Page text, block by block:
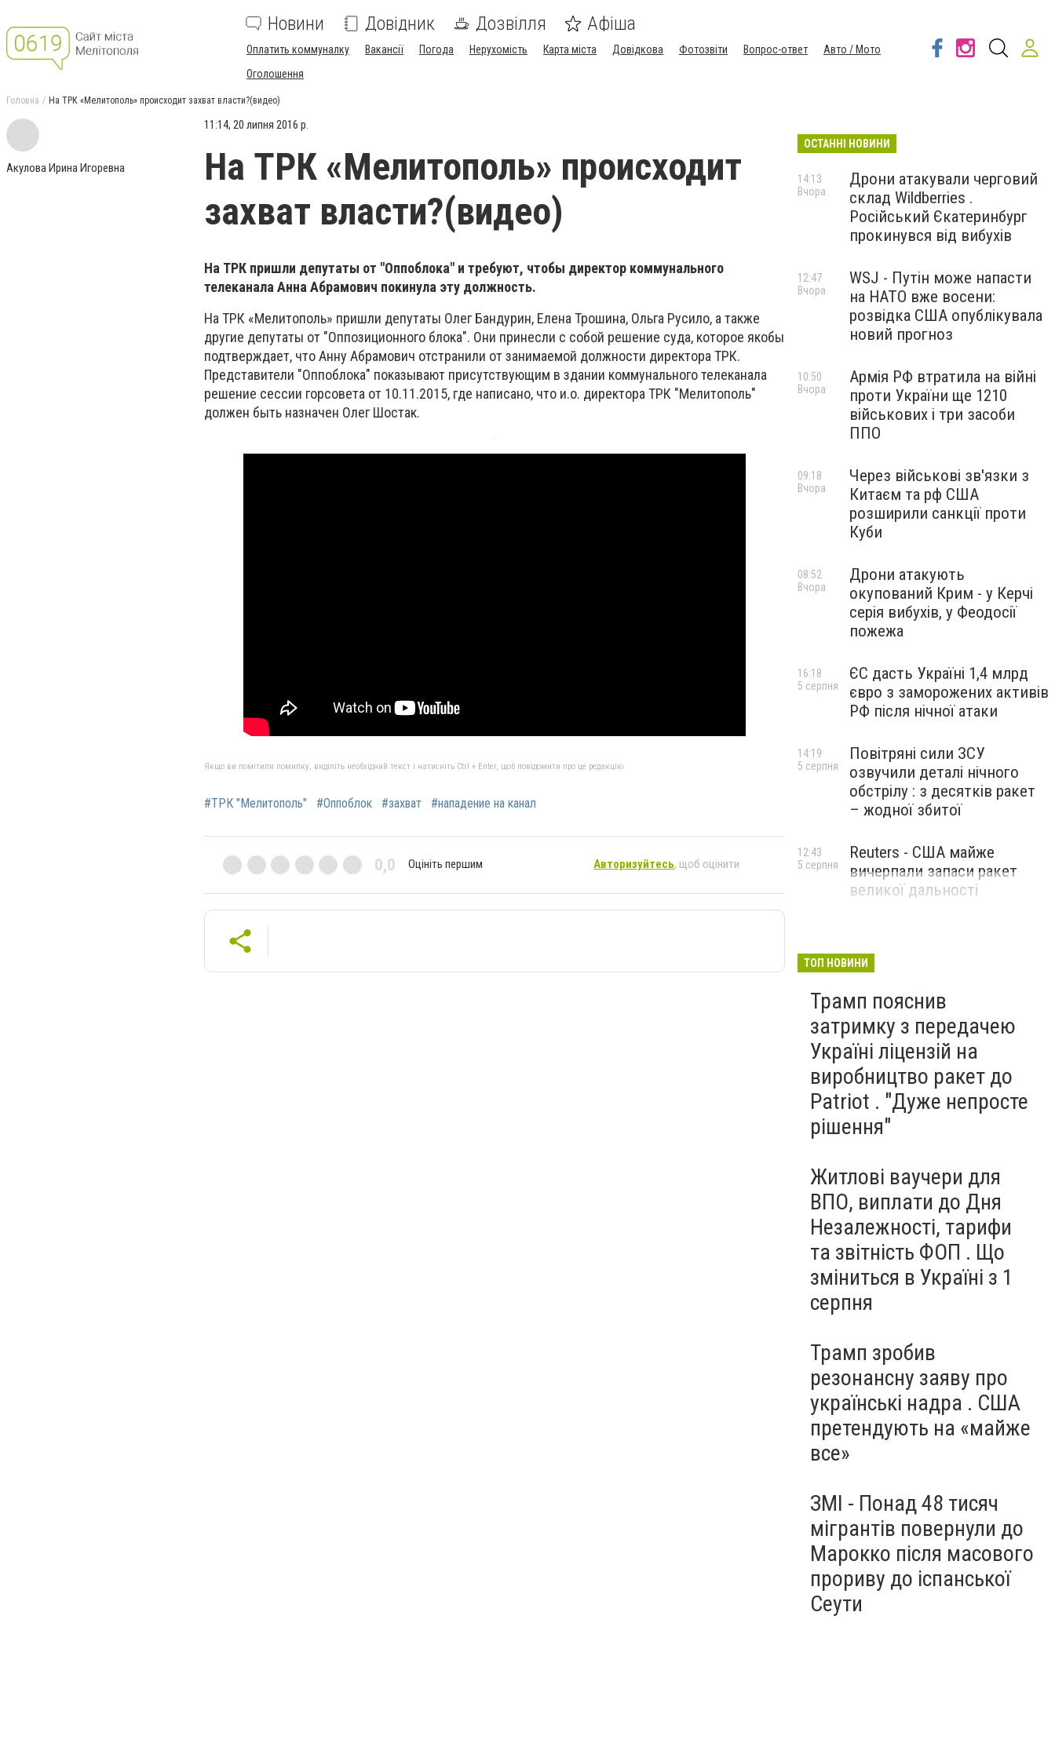
Новини Довідник Дозвілля Афіша
Оплатить коммуналку Вакансії Погода Нерухомість Карта міста Довідкова Фотозвіти Вопрос-ответ
Авто / Мото
Оголошення
Головна На ТРК «Мелитополь» происходит захват власти?(видео)
Акулова Ирина Игоревна
11:14, 20 липня 2016 р.
На ТРК «Мелитополь» происходит
захват власти?(видео)
На ТРК пришли депутаты от "Оппоблока" и требуют, чтобы директор коммунального
телеканала Анна Абрамович покинула эту должность.
На ТРК «Мелитополь» пришли депутаты Олег Бандурин, Елена Трошина, Ольга Русило, а также
другие депутаты от "Оппозиционного блока". Они принесли с собой решение суда, которое якобы
подтверждает, что Анну Абрамович отстранили от занимаемой должности директора ТРК.
Представители "Оппоблока" показывают присутствующим в здании коммунального телеканала
решение сессии горсовета от 10.11.2015, где написано, что и.о. директора ТРК "Мелитополь"
должен быть назначен Олег Шостак.
Якщо ви помітили помилку, виділіть необхідний текст і натисніть Ctrl + Enter, щоб повідомити про це редакцію
#ТРК "Мелитополь" #Оппоблок #захват #нападение на канал
0,0 Оцініть першим Авторизуйтесь, щоб оцінити
ОСТАННІ НОВИНИ
Дрони атакували черговий
склад Wildberries .
Російський Єкатеринбург
прокинувся від вибухів
14:13
Вчора
WSJ - Путін може напасти
на НАТО вже восени:
розвідка США опублікувала
новий прогноз
12:47
Вчора
Армія РФ втратила на війні
проти України ще 1210
військових і три засоби
ППО
10:50
Вчора
Через військові зв'язки з
Китаєм та рф США
розширили санкції проти
Куби
09:18
Вчора
Дрони атакують
окупований Крим - у Керчі
серія вибухів, у Феодосії
пожежа
08:52
Вчора
ЄС дасть Україні 1,4 млрд
євро з заморожених активів
РФ після нічної атаки
16:18
5 серпня
Повітряні сили ЗСУ
озвучили деталі нічного
обстрілу : з десятків ракет
– жодної збитої
14:19
5 серпня
Reuters - США майже
вичерпали запаси ракет
великої дальності
12:43
5 серпня
ТОП НОВИНИ
Трамп пояснив
затримку з передачею
Україні ліцензій на
виробництво ракет до
Patriot . "Дуже непросте
рішення"
Житлові ваучери для
ВПО, виплати до Дня
Незалежності, тарифи
та звітність ФОП . Що
зміниться в Україні з 1
серпня
Трамп зробив
резонансну заяву про
українські надра . США
претендують на «майже
все»
ЗМІ - Понад 48 тисяч
мігрантів повернули до
Марокко після масового
прориву до іспанської
Сеути